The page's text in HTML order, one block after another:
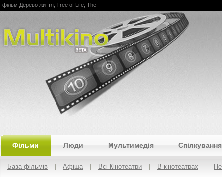
Multikino
фільм Дерево життя, Tree of Life, The
Фільми Люди Мультимедія Спілкування
База фільмів Афіша Всі Кінотеатри В кінотеатрах